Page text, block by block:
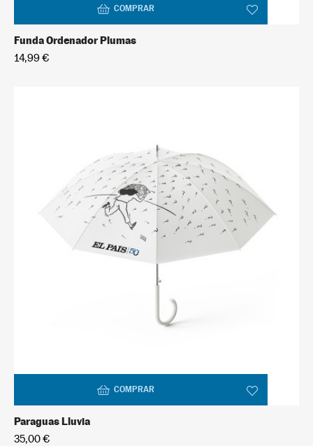
COMPRAR
Funda Ordenador Plumas
14,99 €
COMPRAR
Paraguas Lluvia
35,00 €